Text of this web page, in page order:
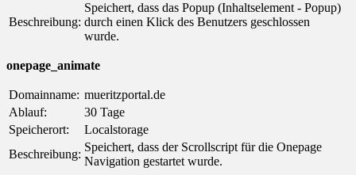
Beschreibung:
Speichert, dass das Popup (Inhaltselement - Popup)
durch einen Klick des Benutzers geschlossen
wurde.
onepage_animate
Domainname: mueritzportal.de
Ablauf:
30 Tage
Speicherort:
Localstorage
Beschreibung:
Speichert, dass der Scrollscript für die Onepage
Navigation gestartet wurde.